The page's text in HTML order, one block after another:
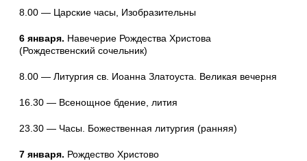
8.00 — Царские часы, Изобразительны
6 января. Навечерие Рождества Христова
(Рождественский сочельник)
8.00 — Литургия св. Иоанна Златоуста. Великая вечерня
16.30 — Всенощное бдение, лития
23.30 — Часы. Божественная литургия (ранняя)
7 января. Рождество Христово